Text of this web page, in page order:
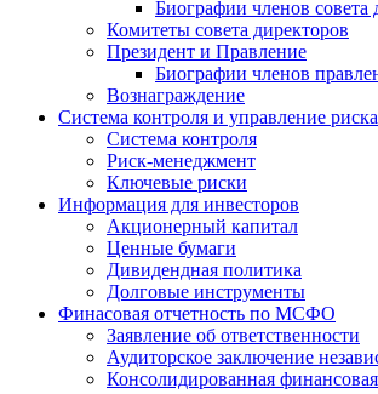
Биографии членов совета
Комитеты совета директоров
Президент и Правление
Биографии членов
Вознаграждение
Система контроля и управление
Система контроля
Риск-менеджмент
Ключевые риски
Информация для инвесторов
Акционерный капитал
Ценные бумаги
Дивидендная политика
Долговые инструменты
Финасовая отчетность по МСФО
Заявление об ответственности
Аудиторское заключение
Консолидированная финансовая